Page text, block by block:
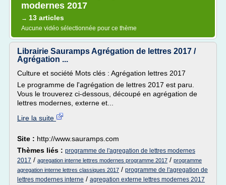
modernes 2017
→ 13 articles
Aucune vidéo sélectionnée pour ce thème
Librairie Sauramps Agrégation de lettres 2017 /
Agrégation ...
Culture et société Mots clés : Agrégation lettres 2017
Le programme de l'agrégation de lettres 2017 est paru.
Vous le trouverez ci-dessous, découpé en agrégation de
lettres modernes, externe et...
Lire la suite
Site : http://www.sauramps.com
Thèmes liés : programme de l'agregation de lettres modernes
2017 / agregation interne lettres modernes programme 2017 / programme
agregation interne lettres classiques 2017 / programme de l'agregation de
lettres modernes interne / agregation externe lettres modernes 2017